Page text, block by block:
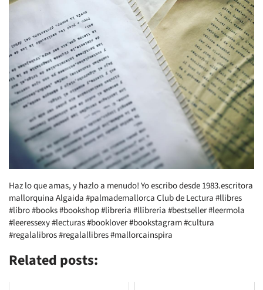
Haz lo que amas, y hazlo a menudo! Yo escribo desde 1983.escritora
mallorquina Algaida #palmademallorca Club de Lectura #llibres
#libro #books #bookshop #libreria #llibreria #bestseller #leermola
#leeressexy #lecturas #booklover #bookstagram #cultura
#regalalibros #regalallibres #mallorcainspira
Related posts: